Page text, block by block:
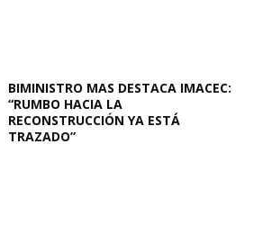
BIMINISTRO MAS DESTACA IMACEC:
“RUMBO HACIA LA
RECONSTRUCCIÓN YA ESTÁ
TRAZADO”